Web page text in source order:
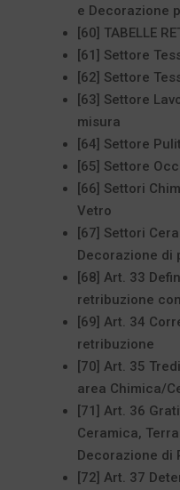
e Decorazione
[60] TABELLE
[61] Settore
[62] Settore
[63] Settore
misura
[64] Settore
[65] Settore
[66] Settori
Vetro
[67] Settori
Decorazione di
[68] Art. 33
retribuzione
[69] Art. 34
retribuzione
[70] Art. 35
area Chimica/
[71] Art. 36
Ceramica,
Decorazione di
[72] Art. 37